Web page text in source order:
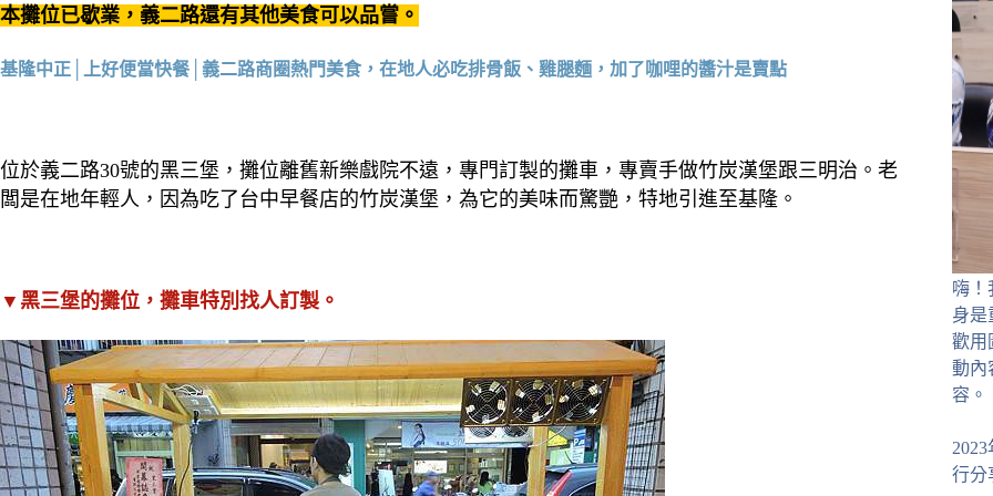
本攤位已歇業，義二路還有其他美食可以品嘗。
基隆中正│上好便當快餐│義二路商圈熱門美食，在地人必吃排骨飯、雞腿麵，加了咖哩的醬汁是賣點
位於義二路30號的黑三堡，攤位離舊新樂戲院不遠，專門訂製的攤車，專賣手做竹炭漢堡跟三明治。老
闆是在地年輕人，因為吃了台中早餐店的竹炭漢堡，為它的美味而驚艷，特地引進至基隆。
▼黑三堡的攤位，攤車特別找人訂製。
嗨！
身是
歡用
動內
容。
行分